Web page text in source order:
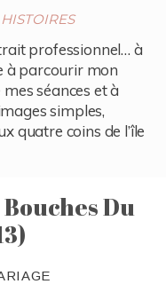
professionnel… à
à parcourir mon
séances et à
simples,
quatre coins de l’île
Bouches Du